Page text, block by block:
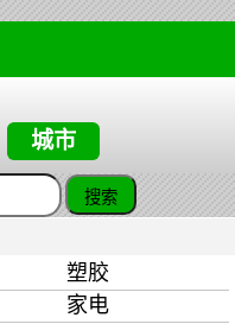
城市
塑胶
家电